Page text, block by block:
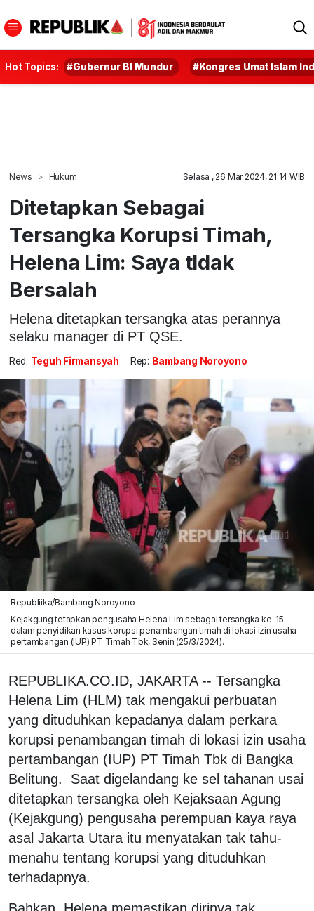
Hot Topics: #Gubernur BI Mundur #Kongres Umat Islam
News Hukum Selasa , 26 Mar 2024, 21:14 WIB
Ditetapkan Sebagai
Tersangka Korupsi Timah,
Helena Lim: Saya tIdak
Bersalah
Helena ditetapkan tersangka atas perannya
selaku manager di PT QSE.
Red: Teguh Firmansyah Rep: Bambang Noroyono
Republiika/Bambang Noroyono
Kejakgung tetapkan pengusaha Helena Lim sebagai tersangka ke-15
dalam penyidikan kasus korupsi penambangan timah di lokasi izin usaha
pertambangan (IUP) PT Timah Tbk, Senin (25/3/2024).
REPUBLIKA.CO.ID, JAKARTA -- Tersangka
Helena Lim (HLM) tak mengakui perbuatan
yang dituduhkan kepadanya dalam perkara
korupsi penambangan timah di lokasi izin usaha
pertambangan (IUP) PT Timah Tbk di Bangka
Belitung. Saat digelandang ke sel tahanan usai
ditetapkan tersangka oleh Kejaksaan Agung
(Kejakgung) pengusaha perempuan kaya raya
asal Jakarta Utara itu menyatakan tak tahu-
menahu tentang korupsi yang dituduhkan
terhadapnya.